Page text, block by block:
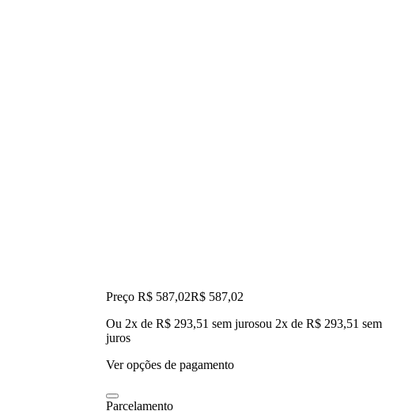
Preço R$ 587,02R$ 587,02
Ou 2x de R$ 293,51 sem jurosou 2x de R$ 293,51 sem
juros
Ver opções de pagamento
Parcelamento